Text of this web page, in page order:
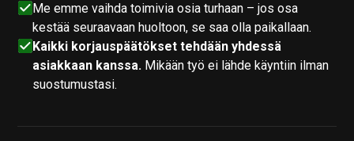
Me emme vaihda toimivia osia turhaan – jos osa
kestää seuraavaan huoltoon, se saa olla paikallaan.
Kaikki korjauspäätökset tehdään yhdessä
asiakkaan kanssa. Mikään työ ei lähde käyntiin ilman
suostumustasi.